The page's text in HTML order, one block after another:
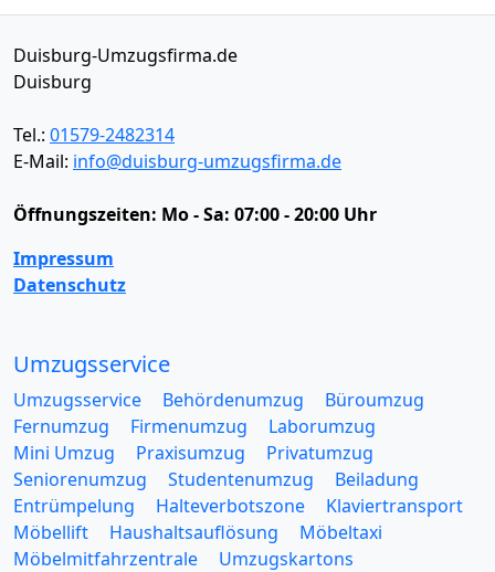
Duisburg-Umzugsfirma.de
Duisburg
Tel.: 01579-2482314
E-Mail: info@duisburg-umzugsfirma.de
Öffnungszeiten: Mo - Sa: 07:00 - 20:00 Uhr
Impressum
Datenschutz
Umzugsservice
Umzugsservice Behördenumzug
Büroumzug
Fernumzug
Firmenumzug
Laborumzug
Mini Umzug
Praxisumzug
Privatumzug
Seniorenumzug
Studentenumzug
Beiladung
Entrümpelung
Halteverbotszone
Klaviertransport
Möbellift
Haushaltsauflösung
Möbeltaxi
Möbelmitfahrzentrale
Umzugskartons